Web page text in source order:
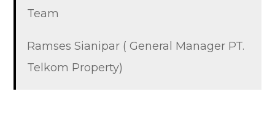
Team
Ramses Sianipar ( General Manager PT.
Telkom Property)